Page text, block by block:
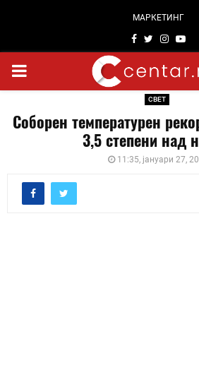
МАРКЕТИНГ
Facebook
Twitter
PRIMARY
СВЕТ
Соборен температурен
3,5 степени над
11:35, јануари 27,